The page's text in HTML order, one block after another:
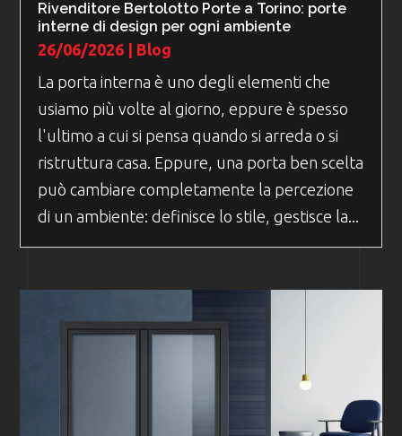
Rivenditore Bertolotto Porte a Torino: porte
interne di design per ogni ambiente
26/06/2026
Blog
La porta interna è uno degli elementi che
usiamo più volte al giorno, eppure è spesso
l'ultimo a cui si pensa quando si arreda o si
ristruttura casa. Eppure, una porta ben scelta
può cambiare completamente la percezione
di un ambiente: definisce lo stile, gestisce la...